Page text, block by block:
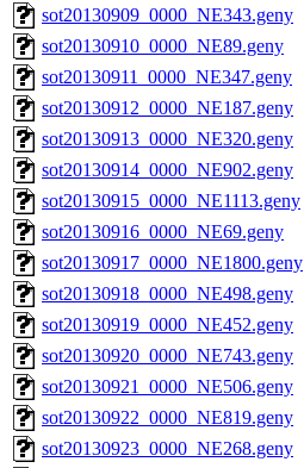
sot20130909_0000_NE343.geny
sot20130910_0000_NE89.geny
sot20130911_0000_NE347.geny
sot20130912_0000_NE187.geny
sot20130913_0000_NE320.geny
sot20130914_0000_NE902.geny
sot20130915_0000_NE1113.geny
sot20130916_0000_NE69.geny
sot20130917_0000_NE1800.geny
sot20130918_0000_NE498.geny
sot20130919_0000_NE452.geny
sot20130920_0000_NE743.geny
sot20130921_0000_NE506.geny
sot20130922_0000_NE819.geny
sot20130923_0000_NE268.geny